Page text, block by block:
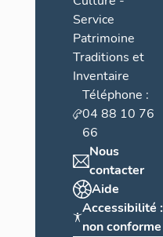
Service
Patrimoine
Traditions et
Inventaire
Téléphone :
04 88 10 76
66
Nous
contacter
Aide
Accessibilité :
non conforme